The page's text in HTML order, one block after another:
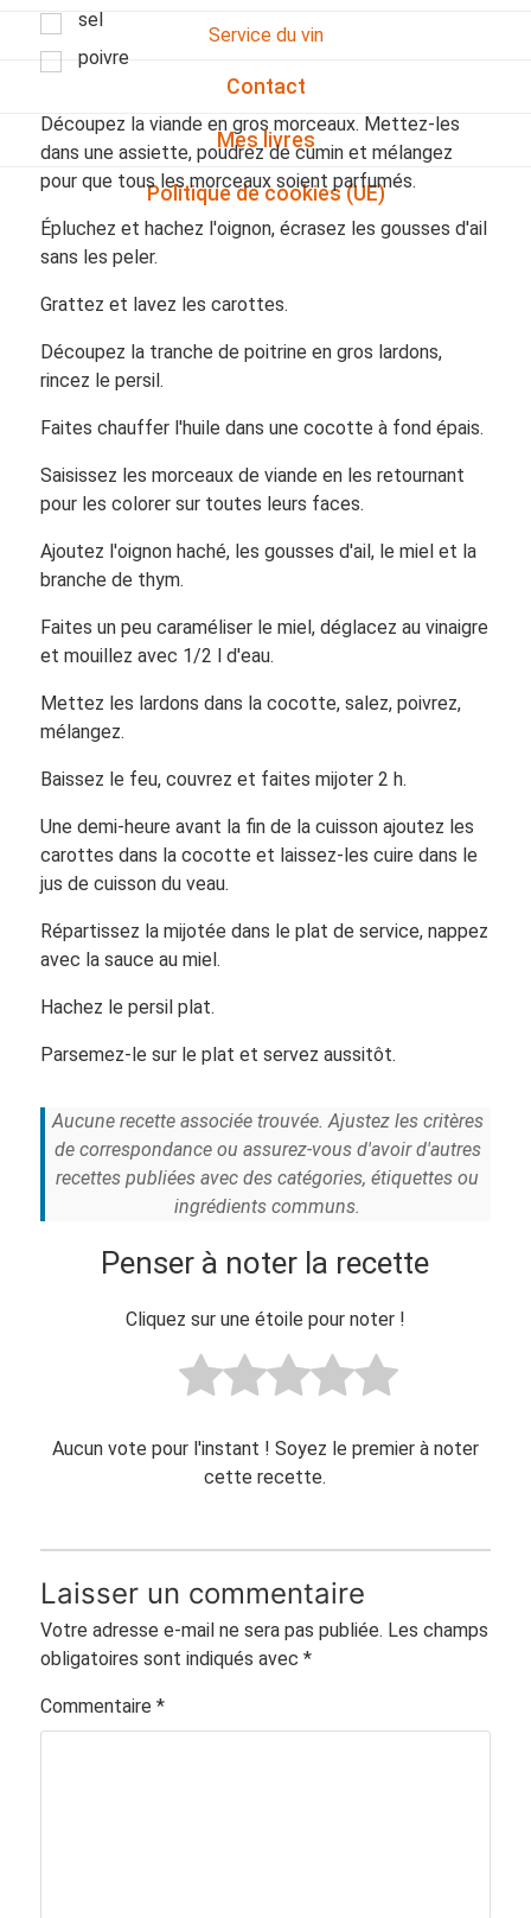
Service du vin
Contact
Mes livres
Politique de cookies (UE)
sel
poivre
Découpez la viande en gros morceaux. Mettez-les
dans une assiette, poudrez de cumin et mélangez
pour que tous les morceaux soient parfumés.
Épluchez et hachez l'oignon, écrasez les gousses d'ail
sans les peler.
Grattez et lavez les carottes.
Découpez la tranche de poitrine en gros lardons,
rincez le persil.
Faites chauffer l'huile dans une cocotte à fond épais.
Saisissez les morceaux de viande en les retournant
pour les colorer sur toutes leurs faces.
Ajoutez l'oignon haché, les gousses d'ail, le miel et la
branche de thym.
Faites un peu caraméliser le miel, déglacez au vinaigre
et mouillez avec 1/2 l d'eau.
Mettez les lardons dans la cocotte, salez, poivrez,
mélangez.
Baissez le feu, couvrez et faites mijoter 2 h.
Une demi-heure avant la fin de la cuisson ajoutez les
carottes dans la cocotte et laissez-les cuire dans le
jus de cuisson du veau.
Répartissez la mijotée dans le plat de service, nappez
avec la sauce au miel.
Hachez le persil plat.
Parsemez-le sur le plat et servez aussitôt.
Aucune recette associée trouvée. Ajustez les critères
de correspondance ou assurez-vous d'avoir d'autres
recettes publiées avec des catégories, étiquettes ou
ingrédients communs.
Penser à noter la recette
Cliquez sur une étoile pour noter !
Aucun vote pour l'instant ! Soyez le premier à noter
cette recette.
Laisser un commentaire
Votre adresse e-mail ne sera pas publiée. Les champs
obligatoires sont indiqués avec *
Commentaire *